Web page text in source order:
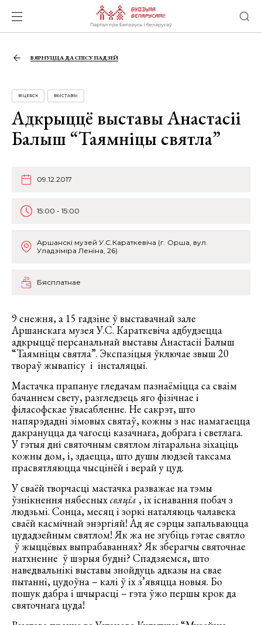
ВЯРНУЦЦА ДА СПІСУ ПАДЗЕЙ
ВІЦЕБСК ВЫСТАВЫ
Адкрыццё выставы Анастасіі
Балыш “Таямніцы святла”
09.12.2017
15:00 - 15:00
Аршанскі музей У.С.Караткевіча (г. Орша, вул.
Уладзіміра Леніна, 26)
Бясплатнае
9 снежня, а 15 гадзіне ў выставачнай зале
Аршанскага музея У.С. Караткевіча адбудзецца
адкрыццё персанальнай выставы Анастасіі Балыш
“Таямніцы святла”. Экспазіцыя ўключае звыш 20
твораў жывапісу і інсталяцыі.
Мастачка прапануе гледачам пазнаёміцца са сваім
бачаннем свету, разгледзець яго фізічнае і
філасофскае ўвасабленне. Не сакрэт, што
напярэдадні зімовых святаў, кожны з нас намагаецца
дакрануцца да чагосці казачнага, добрага і светлага.
У гэтыя дні святочным святлом літаральна зіхаціць
кожны дом, і, здаецца, што душы людзей таксама
прасвятляюцца чысцінёй і верай у цуд.
У сваёй творчасці мастачка разважае на тэмы
ўзнікнення нябесныхсвяціл , іх існавання побач з
людзьмі. Сонца, месяц і зоркі наталяюць чалавека
сваёй касмічнай энэргіяй! Ад яе сэрцы запальваюцца
цудадзейным святлом! Як жа не згубіць гэтае святло
ў жыццёвых выпрабаваннях? Як зберагчы святочнае
натхненне ў шэрыя будні? Спадзяемся, што
наведвальнікі выставы знойдуць адказы на свае
пытанні, цудоўна – калі ў іх з’явяцца новыя. Бо
пошук дабра і шчырасці – гэта ўжо першы крок да
святочнага цуда!